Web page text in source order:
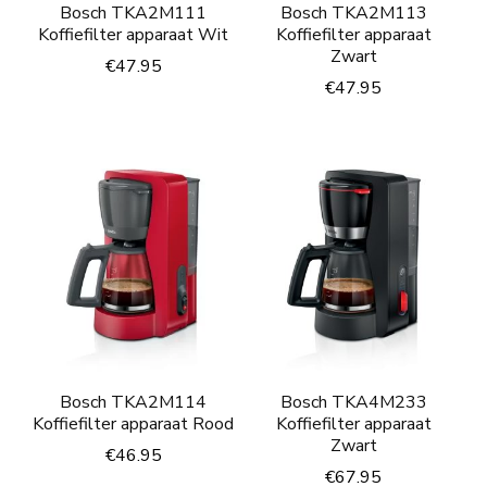
Bosch TKA2M111
Koffiefilter apparaat Wit
€47.95
Bosch TKA2M113
Koffiefilter apparaat
Zwart
€47.95
Bosch TKA2M114
Koffiefilter apparaat Rood
€46.95
Bosch TKA4M233
Koffiefilter apparaat
Zwart
€67.95